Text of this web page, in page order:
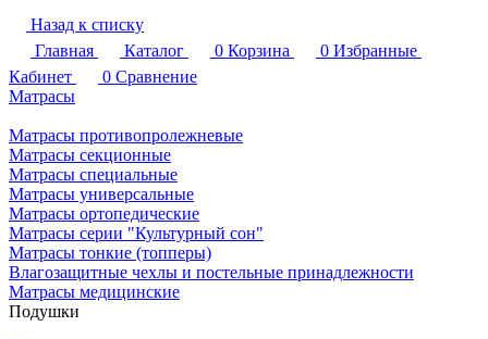
Назад к списку
Главная
Каталог 0 Корзина 0 Избранные
Кабинет
0 Сравнение
Матрасы
Матрасы противопролежневые
Матрасы секционные
Матрасы специальные
Матрасы универсальные
Матрасы ортопедические
Матрасы серии "Культурный сон"
Матрасы тонкие (топперы)
Влагозащитные чехлы и постельные принадлежности
Матрасы медицинские
Подушки